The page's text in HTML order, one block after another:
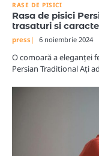
RASE DE PISICI
Rasa de pisici
trasaturi si
press 6 noiembrie 2024
O comoară a eleganței
Persian Traditional Ați